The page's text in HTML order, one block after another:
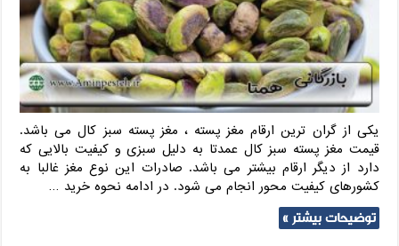
یکی از گران ترین ارقام مغز پسته ، مغز پسته سبز کال می باشد.
قیمت مغز پسته سبز کال عمدتا به دلیل سبزی و کیفیت بالایی که
دارد از دیگر ارقام بیشتر می باشد. صادرات این نوع مغز غالبا به
کشورهای کیفیت محور انجام می شود. در ادامه نحوه خرید …
توضیحات بیشتر »